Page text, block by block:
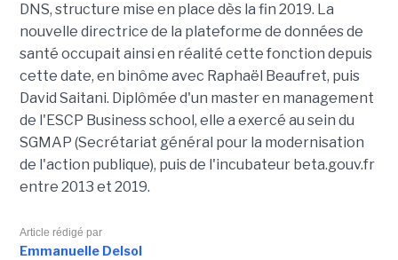
DNS, structure mise en place dès la fin 2019. La
nouvelle directrice de la plateforme de données de
santé occupait ainsi en réalité cette fonction depuis
cette date, en binôme avec Raphaël Beaufret, puis
David Saitani. Diplômée d'un master en management
de l'ESCP Business school, elle a exercé au sein du
SGMAP (Secrétariat général pour la modernisation
de l'action publique), puis de l'incubateur beta.gouv.fr
entre 2013 et 2019.
Article rédigé par
Emmanuelle Delsol